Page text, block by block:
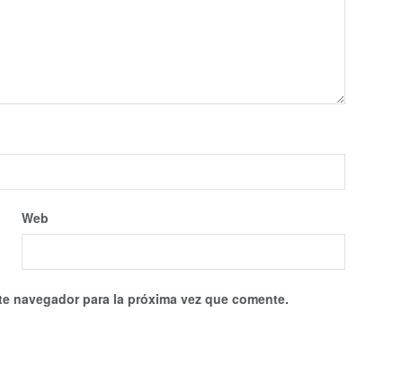
Web
navegador para la próxima vez que comente.